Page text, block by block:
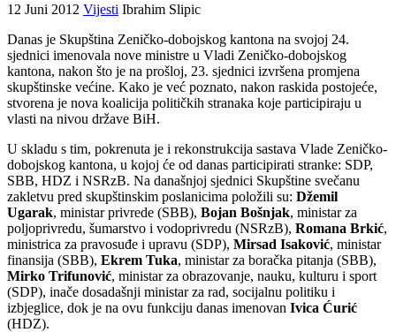
12 Juni 2012 Vijesti Ibrahim Slipic
Danas je Skupština Zeničko-dobojskog kantona na svojoj 24.
sjednici imenovala nove ministre u Vladi Zeničko-dobojskog
kantona, nakon što je na prošloj, 23. sjednici izvršena promjena
skupštinske većine. Kako je već poznato, nakon raskida postojeće,
stvorena je nova koalicija političkih stranaka koje participiraju u
vlasti na nivou države BiH.
U skladu s tim, pokrenuta je i rekonstrukcija sastava Vlade Zeničko-
dobojskog kantona, u kojoj će od danas participirati stranke: SDP,
SBB, HDZ i NSRzB. Na današnjoj sjednici Skupštine svečanu
zakletvu pred skupštinskim poslanicima položili su: Džemil
Ugarak, ministar privrede (SBB), Bojan Bošnjak, ministar za
poljoprivredu, šumarstvo i vodoprivredu (NSRzB), Romana Brkić,
ministrica za pravosuđe i upravu (SDP), Mirsad Isaković, ministar
finansija (SBB), Ekrem Tuka, ministar za boračka pitanja (SBB),
Mirko Trifunović, ministar za obrazovanje, nauku, kulturu i sport
(SDP), inače dosadašnji ministar za rad, socijalnu politiku i
izbjeglice, dok je na ovu funkciju danas imenovan Ivica Ćurić
(HDZ).